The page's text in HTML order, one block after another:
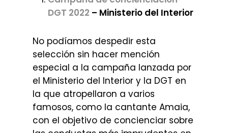
DGT 2022 – Ministerio del Interior
No podíamos despedir esta
selección sin hacer mención
especial a la campaña lanzada por
el Ministerio del Interior y la DGT en
la que atropellaron a varios
famosos, como la cantante Amaia,
con el objetivo de concienciar sobre